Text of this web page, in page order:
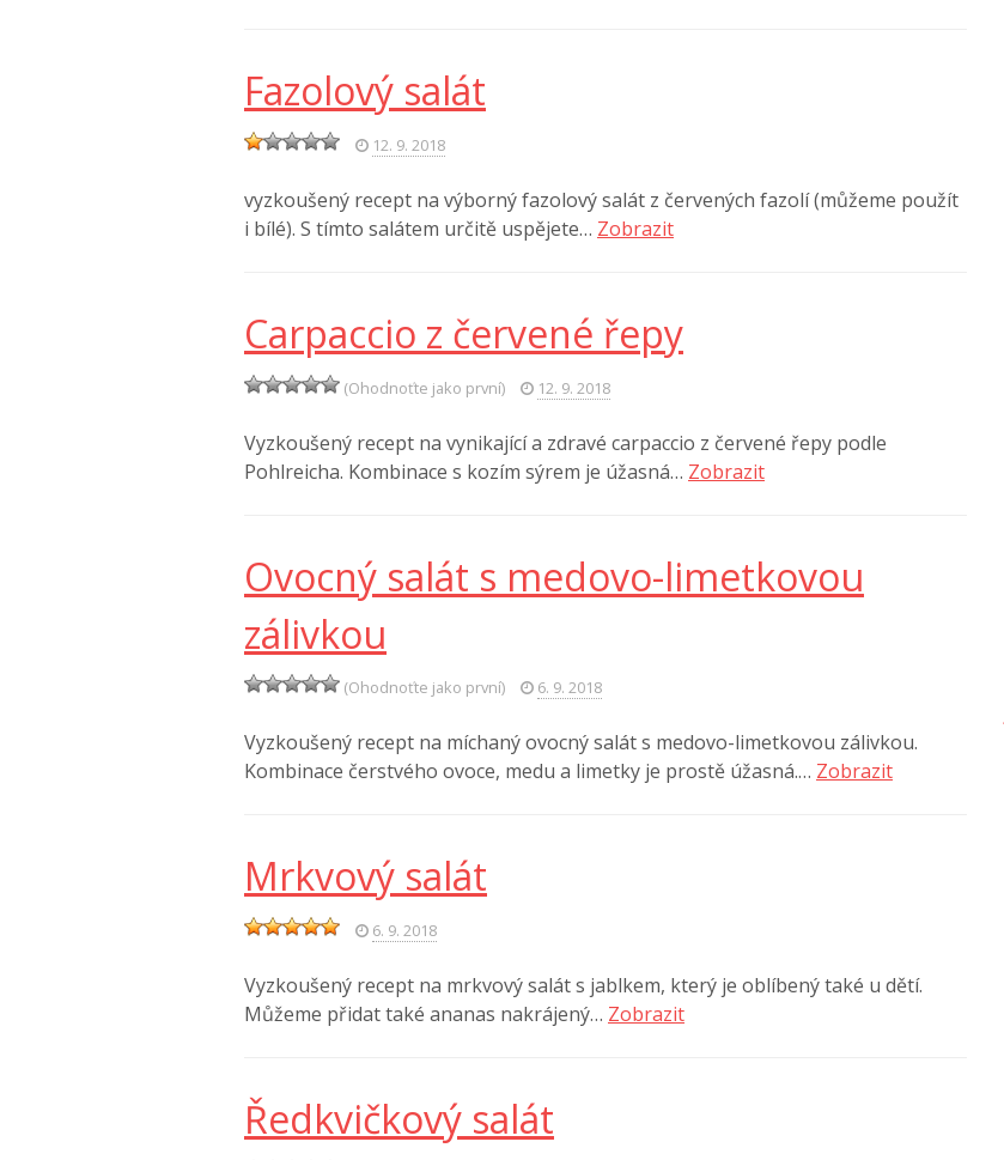
Fazolový salát
12. 9. 2018
vyzkoušený recept na výborný fazolový salát z červených fazolí (můžeme použít
i bílé). S tímto salátem určitě uspějete… Zobrazit
Carpaccio z červené řepy
(Ohodnoťte jako první) 12. 9. 2018
Vyzkoušený recept na vynikající a zdravé carpaccio z červené řepy podle
Pohlreicha. Kombinace s kozím sýrem je úžasná… Zobrazit
Ovocný salát s medovo-limetkovou
zálivkou
(Ohodnoťte jako první) 6. 9. 2018
Vyzkoušený recept na míchaný ovocný salát s medovo-limetkovou zálivkou.
Kombinace čerstvého ovoce, medu a limetky je prostě úžasná.… Zobrazit
Mrkvový salát
6. 9. 2018
Vyzkoušený recept na mrkvový salát s jablkem, který je oblíbený také u dětí.
Můžeme přidat také ananas nakrájený… Zobrazit
Ředkvičkový salát